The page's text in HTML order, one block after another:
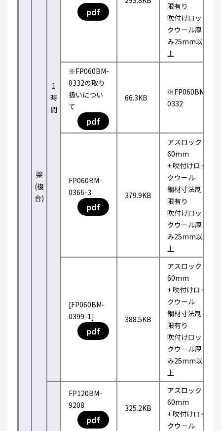
梁
(複
合)
1
時
間
pdf
限有り
吹付けロッ
クウール厚
み25mm以
上
※FP060BM-
0332の取り
扱いについ
て
pdf
66.3KB
※FP060BM-
0332
FP060BM-
0366-3
pdf
379.9KB
アスロック
60mm
+ 吹付けロッ
クウール
鋼材寸法制
限有り
吹付けロッ
クウール厚
み25mm以
上
[FP060BM-
0399-1]
pdf
388.5KB
アスロック
60mm
+ 吹付けロッ
クウール
鋼材寸法制
限有り
吹付けロッ
クウール厚
み25mm以
上
FP120BM-
9208
pdf
325.2KB
アスロック
60mm
+ 吹付けロッ
クウール